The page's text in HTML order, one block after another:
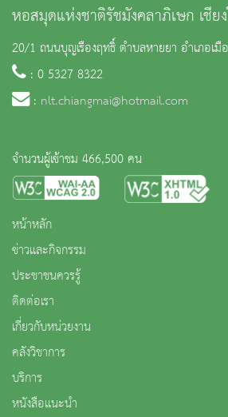
หอสมุดแห่งชาติรัชมังคลาภิเษก เชีย
20/1 ถนนบุญเรืองฤทธิ์ ตำบลหายยา อำเภอเมื
: 0 5327 8322
: nlt.chiangmai@hotmail.com
จำนวนผู้เข้าชม 466,500 คน
หน้าหลัก
ข่าวและกิจกรรม
ประชาชนควรรู้
ติดต่อเรา
เกี่ยวกับหน่วยงาน
คลังวิชาการ
บริการ
หนังสือแนะนำ